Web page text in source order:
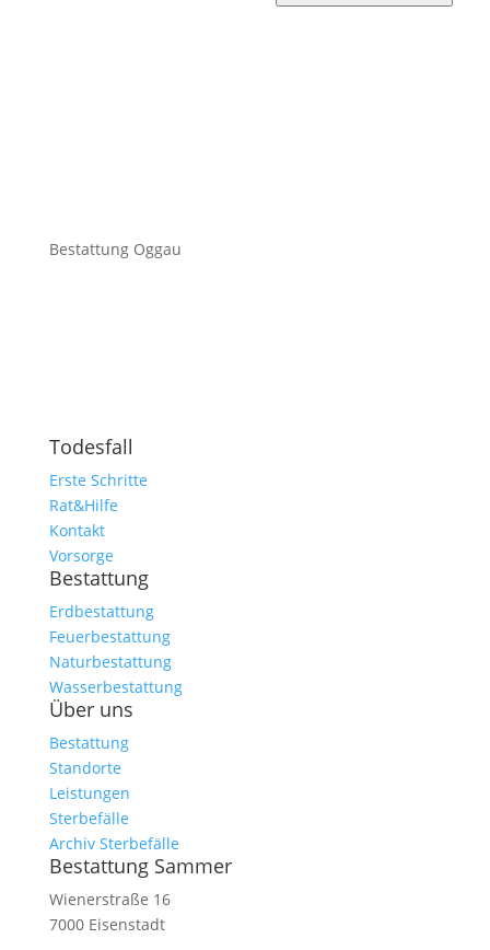
Bestattung Oggau
Todesfall
Erste Schritte
Rat&Hilfe
Kontakt
Vorsorge
Bestattung
Erdbestattung
Feuerbestattung
Naturbestattung
Wasserbestattung
Über uns
Bestattung
Standorte
Leistungen
Sterbefälle
Archiv Sterbefälle
Bestattung Sammer
Wienerstraße 16
7000 Eisenstadt